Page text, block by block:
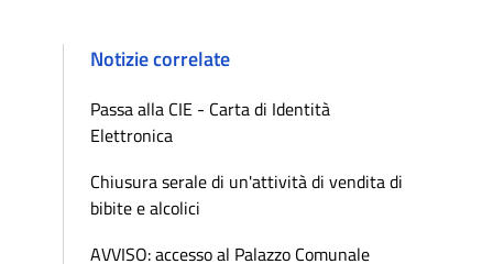
Notizie correlate
Passa alla CIE - Carta di Identità
Elettronica
Chiusura serale di un'attività di vendita di
bibite e alcolici
AVVISO: accesso al Palazzo Comunale